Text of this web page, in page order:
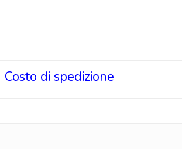
Costo di spedizione